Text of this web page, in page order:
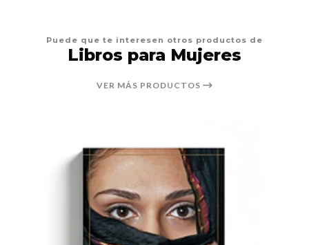
Puede que te interesen otros productos de
Libros para Mujeres
VER MÁS PRODUCTOS